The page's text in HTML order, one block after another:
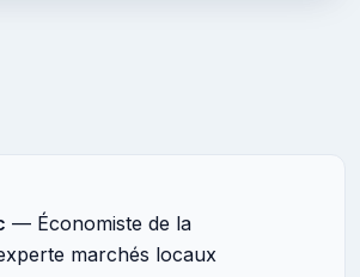
— Économiste de la
marchés locaux